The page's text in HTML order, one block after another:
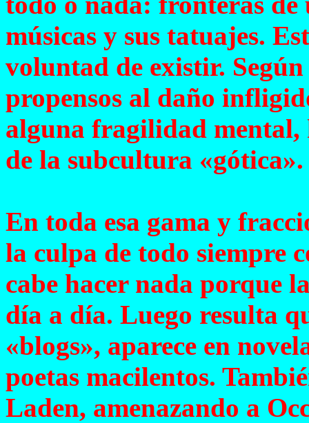
músicas y sus tatuajes.
voluntad de existir.
propensos al daño
alguna fragilidad mental,
de la subcultura «gótica».
En toda esa gama y
la culpa de todo siempre
cabe hacer nada porque
día a día. Luego resulta
«blogs», aparece en
poetas macilentos.
Laden, amenazando a